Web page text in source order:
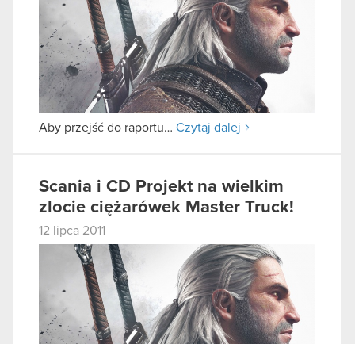
Aby przejść do raportu… Czytaj dalej
Scania i CD Projekt na wielkim
zlocie ciężarówek Master Truck!
12 lipca 2011